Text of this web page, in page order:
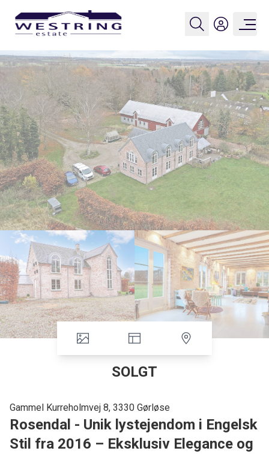
SOLGT
Gammel Kurreholmvej 8, 3330 Gørløse
Rosendal - Unik lystejendom i Engelsk
Stil fra 2016 – Eksklusiv Elegance og